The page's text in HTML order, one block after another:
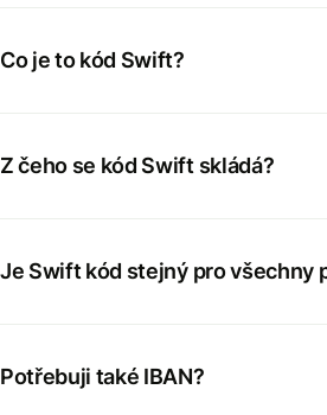
Co je to kód Swift?
Z čeho se kód Swift skládá?
Je Swift kód stejný pro všechny
Potřebuji také IBAN?